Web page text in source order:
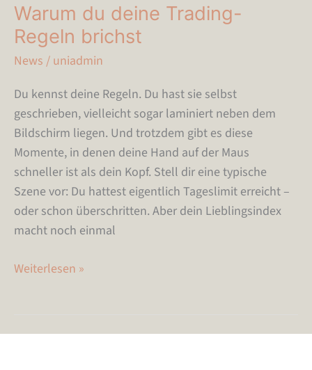
Warum du deine Trading-
Regeln brichst
News / uniadmin
Du kennst deine Regeln. Du hast sie selbst
geschrieben, vielleicht sogar laminiert neben dem
Bildschirm liegen. Und trotzdem gibt es diese
Momente, in denen deine Hand auf der Maus
schneller ist als dein Kopf. Stell dir eine typische
Szene vor: Du hattest eigentlich Tageslimit erreicht –
oder schon überschritten. Aber dein Lieblingsindex
macht noch einmal
Weiterlesen »